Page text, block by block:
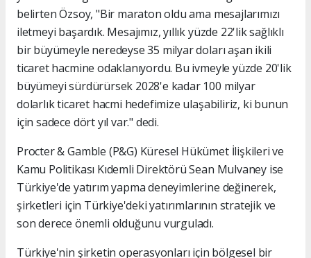
belirten Özsoy, "Bir maraton oldu ama mesajlarımızı
iletmeyi başardık. Mesajımız, yıllık yüzde 22'lik sağlıklı
bir büyümeyle neredeyse 35 milyar doları aşan ikili
ticaret hacmine odaklanıyordu. Bu ivmeyle yüzde 20'lik
büyümeyi sürdürürsek 2028'e kadar 100 milyar
dolarlık ticaret hacmi hedefimize ulaşabiliriz, ki bunun
için sadece dört yıl var." dedi.
Procter & Gamble (P&G) Küresel Hükümet İlişkileri ve
Kamu Politikası Kıdemli Direktörü Sean Mulvaney ise
Türkiye'de yatırım yapma deneyimlerine değinerek,
şirketleri için Türkiye'deki yatırımlarının stratejik ve
son derece önemli olduğunu vurguladı.
Türkiye'nin şirketin operasyonları için bölgesel bir